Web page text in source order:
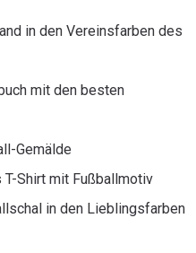
in den Vereinsfarben des
mit den besten
Gemälde
Shirt mit Fußballmotiv
in den Lieblingsfarben